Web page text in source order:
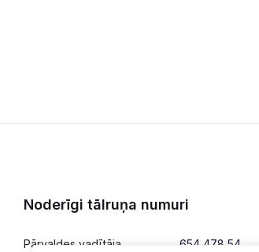
Noderīgi tālruņa numuri
Pārvaldes vadītāja 654 478 54